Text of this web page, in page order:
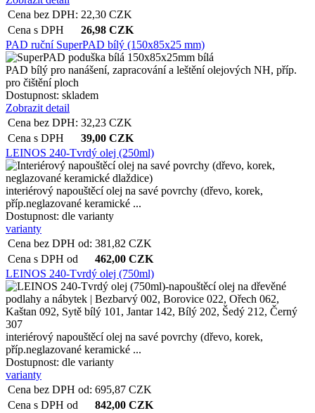
Cena bez DPH: 22,30 CZK
Cena s DPH
26,98 CZK
PAD ruční SuperPAD bílý (150x85x25 mm)
PAD bílý pro nanášení, zapracování a leštění olejových NH, příp.
pro čištění ploch
Dostupnost: skladem
Zobrazit detail
Cena bez DPH: 32,23 CZK
Cena s DPH
39,00 CZK
LEINOS 240-Tvrdý olej (250ml)
interiérový napouštěcí olej na savé povrchy (dřevo, korek,
příp.neglazované keramické ...
Dostupnost: dle varianty
varianty
Cena bez DPH od: 381,82 CZK
Cena s DPH od
462,00 CZK
LEINOS 240-Tvrdý olej (750ml)
interiérový napouštěcí olej na savé povrchy (dřevo, korek,
příp.neglazované keramické ...
Dostupnost: dle varianty
varianty
Cena bez DPH od: 695,87 CZK
Cena s DPH od
842,00 CZK